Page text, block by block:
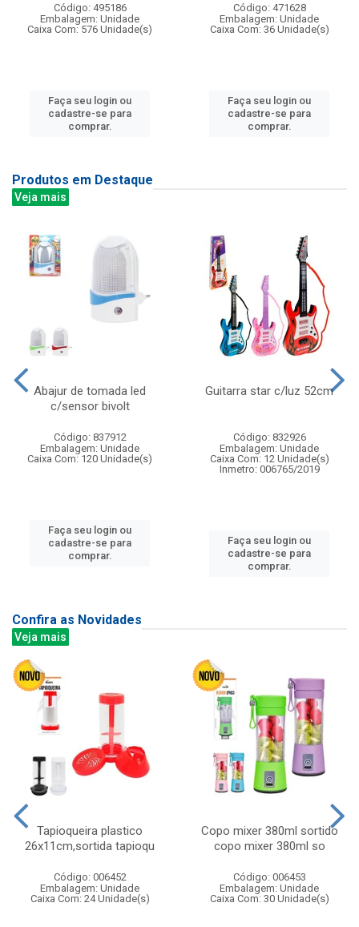
Código: 495186
Embalagem: Unidade
Caixa Com: 576 Unidade(s)
Faça seu login ou
cadastre-se para
comprar.
Código: 471628
Embalagem: Unidade
Caixa Com: 36 Unidade(s)
Faça seu login ou
cadastre-se para
comprar.
Produtos em Destaque
Veja mais
Abajur de tomada led
c/sensor bivolt
Código: 837912
Embalagem: Unidade
Caixa Com: 120 Unidade(s)
Faça seu login ou
cadastre-se para
comprar.
Guitarra star c/luz 52cm
Código: 832926
Embalagem: Unidade
Caixa Com: 12 Unidade(s)
Inmetro: 006765/2019
Faça seu login ou
cadastre-se para
comprar.
Confira as Novidades
Veja mais
Tapioqueira plastico
26x11cm,sortida tapioqu
Código: 006452
Embalagem: Unidade
Caixa Com: 24 Unidade(s)
Copo mixer 380ml sortido
copo mixer 380ml so
Código: 006453
Embalagem: Unidade
Caixa Com: 30 Unidade(s)